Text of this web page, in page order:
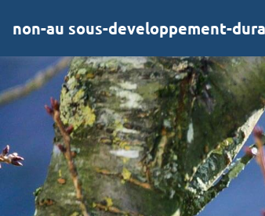
non-au sous-developpement-